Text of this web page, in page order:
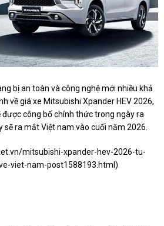
bị an toàn và công nghệ mới nhiều khả
về giá xe Mitsubishi Xpander HEV 2026,
được công bố chính thức trong ngày ra
sẽ ra mắt Việt nam vào cuối năm 2026.
mitsubishi-xpander-hev-2026-tu-
viet-nam-post1588193.html )